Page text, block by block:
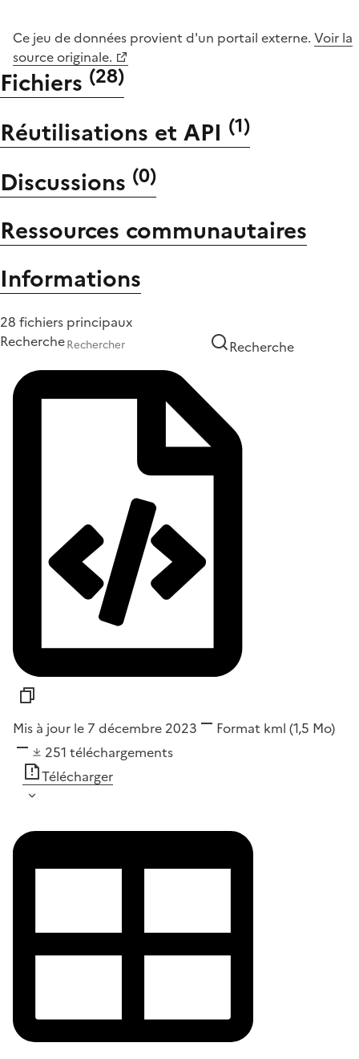
Ce jeu de données provient d'un portail externe. Voir la
source originale.
Fichiers (28)
Réutilisations et API (1)
Discussions (0)
Ressources communautaires
Informations
28 fichiers principaux
Recherche
Recherche
Mis à jour le 7 décembre 2023 Format kml (1,5 Mo)
251 téléchargements
Télécharger